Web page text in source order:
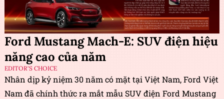
Ford Mustang Mach-E: SUV điện hiệu
năng cao của năm
EDITOR'S CHOICE
Nhân dịp kỷ niệm 30 năm có mặt tại Việt Nam, Ford Việt
Nam đã chính thức ra mắt mẫu SUV điện Ford Mustang